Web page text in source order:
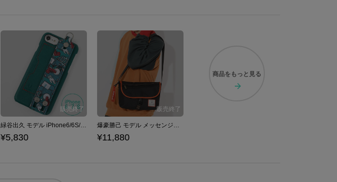
緑谷出久 モデル iPhone6/6S/7/8対応 スマートフォンケース 僕のヒーローアカデミア
¥5,830
爆豪勝己 モデル メッセンジャーバッグ 僕のヒーローアカデミア
¥11,880
商品を もっと見る